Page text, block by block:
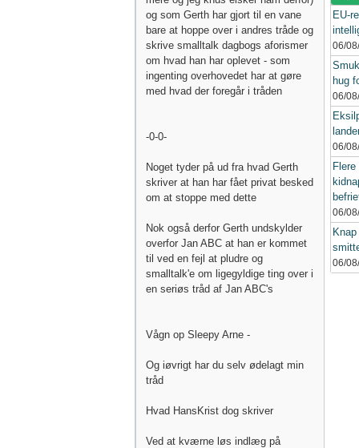
og som Gerth har gjort til en vane
bare at hoppe over i andres tråde og
skrive smalltalk dagbogs aforismer
om hvad han har oplevet - som
ingenting overhovedet har at gøre
med hvad der foregår i tråden
-0-0-
Noget tyder på ud fra hvad Gerth
skriver at han har fået privat besked
om at stoppe med dette
Nok også derfor Gerth undskylder
overfor Jan ABC at han er kommet
til ved en fejl at pludre og
smalltalk'e om ligegyldige ting over i
en seriøs tråd af Jan ABC's
Vågn op Sleepy Arne -
Og iøvrigt har du selv ødelagt min
tråd
Hvad HansKrist dog skriver
Ved at kværne løs indlæg på
EU-
06/
hug
06/
06/
06/
06/